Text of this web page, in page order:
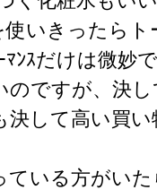
使いきったら
ﾏﾝｽだけは微
のですが、決
決して高い買
ている方がい